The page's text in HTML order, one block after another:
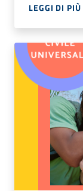
LEGGI DI PIÙ